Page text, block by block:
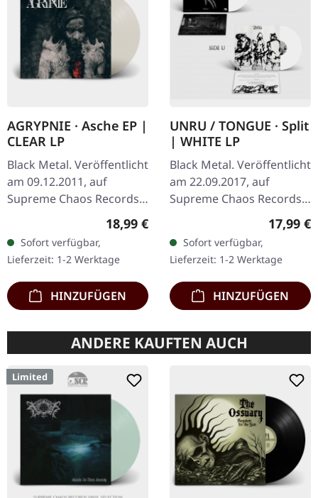
AGRYPNIE · Asche EP |
CLEAR LP
Black Metal. Veröffentlicht
am 09.12.2011, auf
Supreme Chaos Records.
Transparentes Vinyl im
Gatefold-Cover, limitiert
auf 400 Exemplare, 180g
Vinyl.…
Regulärer Preis:
18,99 €
Sofort verfügbar,
Lieferzeit: 1-2 Werktage
HINZUFÜGEN
UNRU / TONGUE · Split
| WHITE LP
Black Metal. Veröffentlicht
am 22.09.2017, auf
Supreme Chaos Records.
Weißes Vinyl, limitiert auf
handnummerierte
Exemplare. · 180g Vinyl
für…
17,99 €
Sofort verfügbar,
Lieferzeit: 1-2 Werktage
HINZUFÜGEN
ANDERE KAUFTEN AUCH
Limited